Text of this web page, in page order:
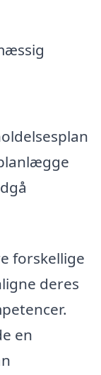
forskellige
deres
en